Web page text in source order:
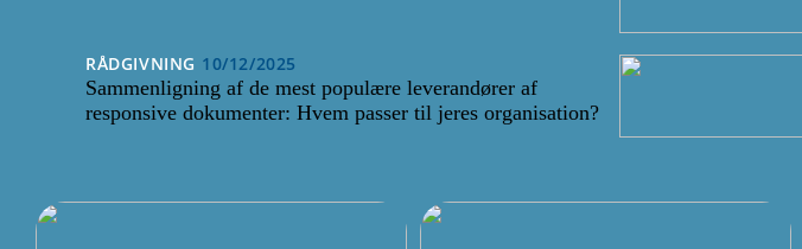
RÅDGIVNING 10/12/2025
Sammenligning af de mest populære leverandører af
responsive dokumenter: Hvem passer til jeres organisation?